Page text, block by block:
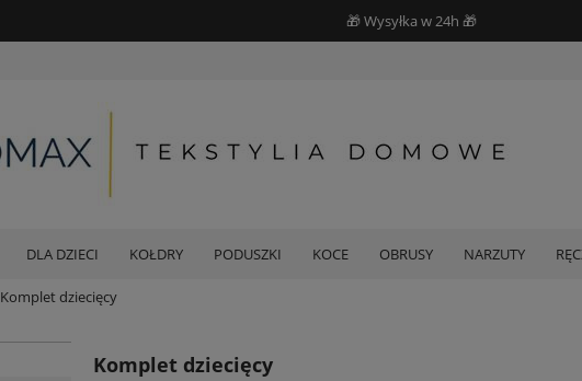
🎁 Wysyłka w 24h 🎁
DLA DZIECI KOŁDRY PODUSZKI KOCE OBRUSY NARZUTY
Komplet dziecięcy
Komplet dziecięcy